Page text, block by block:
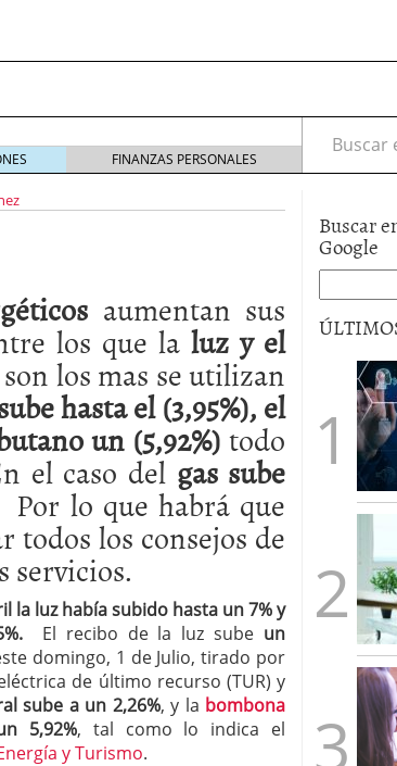
el Préstamo Promotor privado
de 2025
opción para gestionar tus
financiera: cómo anticiparte
3 de octubre de 2025
FINANZAS PERSONALES
Buscar
aumentan sus
los que laluz y el
los mas se utilizan
hasta el (3,95%), el
un (5,92%)todo
el caso delgas sube
lo que habrá que
todos los consejos de
servicios.
la luz había subido hasta un 7% y
El recibo de la luz sube un
domingo, 1 de Julio, tirado por
de último recurso (TUR) y
sube a un 2,26%, y la bombona
5,92%, tal como lo indica el
y Turismo.
Buscar
Google